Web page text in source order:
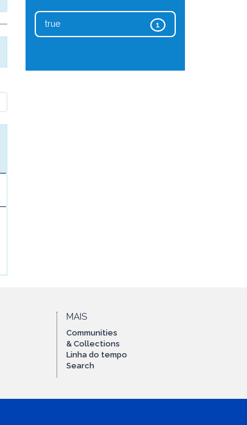
1
true
MAIS
Communities
& Collections
Linha do tempo
Search